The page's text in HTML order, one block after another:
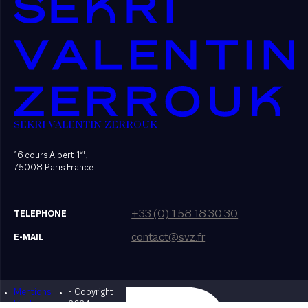
SEKRI VALENTIN ZERROUK
16 cours Albert 1er,
75008 Paris France
TELEPHONE +33 (0) 1 58 18 30 30
E-MAIL contact@svz.fr
Mentions
légales
- Copyright
2024
Designed by Bonhomme